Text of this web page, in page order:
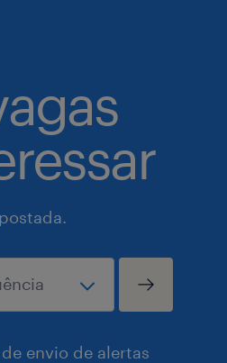
envio de alertas